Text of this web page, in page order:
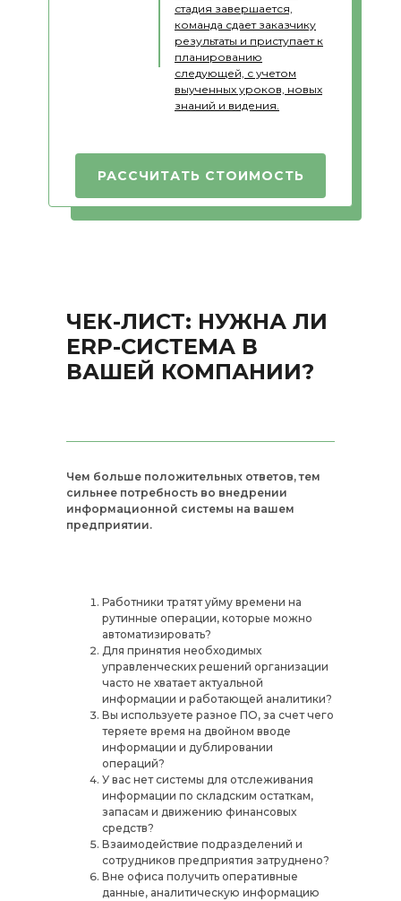
стадия завершается,
команда сдает заказчику
результаты и приступает к
планированию
следующей, с учетом
выученных уроков, новых
знаний и видения.
РАССЧИТАТЬ СТОИМОСТЬ
ЧЕК-ЛИСТ: НУЖНА ЛИ
ERP-СИСТЕМА В
ВАШЕЙ КОМПАНИИ?
Работники тратят уйму времени на
рутинные операции, которые можно
автоматизировать?
Для принятия необходимых
управленческих решений организации
часто не хватает актуальной
информации и работающей аналитики?
Вы используете разное ПО, за счет чего
теряете время на двойном вводе
информации и дублировании
операций?
У вас нет системы для отслеживания
информации по складским остаткам,
запасам и движению финансовых
средств?
Взаимодействие подразделений и
сотрудников предприятия затруднено?
Вне офиса получить оперативные
данные, аналитическую информацию
Чем больше положительных ответов, тем
сильнее потребность во внедрении
информационной системы на вашем
предприятии.